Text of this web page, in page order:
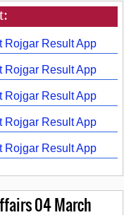
Rojgar Result App
Rojgar Result App
Rojgar Result App
Rojgar Result App
Rojgar Result App
04 March